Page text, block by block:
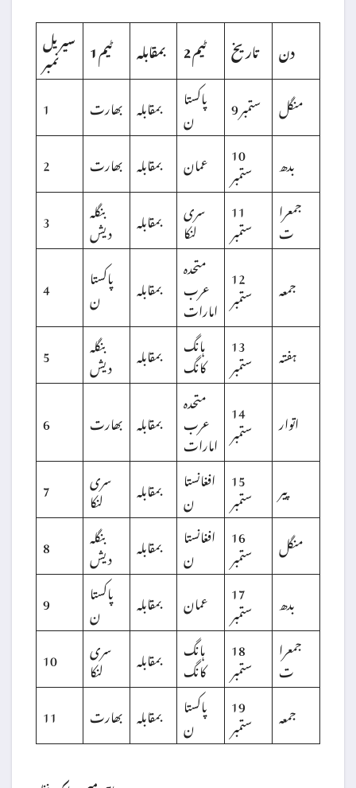
سیریل
نمبر ٹیم 1 بمقابلہ ٹیم 2 تاریخ
دن
1
بھارت بمقابلہ پاکستا
ن 9 ستمبر منگل
2
بھارت بمقابلہ عمان 10
ستمبر
بدھ
3
بنگلہ
دیش بمقابلہ سری
لنکا
11
ستمبر
جمعرا
ت
4
پاکستا
ن بمقابلہ
متحدہ
عرب
امارات
12
ستمبر جمعہ
5 بنگلہ
دیش بمقابلہ ہانگ
کانگ
13
ستمبر ہفتہ
6 بھارت بمقابلہ
متحدہ
عرب
امارات
14
ستمبر اتوار
7 سری
لنکا بمقابلہ افغانستا
ن
15
ستمبر
پیر
8
بنگلہ
دیش بمقابلہ افغانستا
ن
16
ستمبر
منگل
9
پاکستا
ن بمقابلہ عمان 17
ستمبر
بدھ
10
سری
لنکا بمقابلہ ہانگ
کانگ
18
ستمبر
جمعرا
ت
11
بھارت بمقابلہ پاکستا
ن
19
ستمبر جمعہ